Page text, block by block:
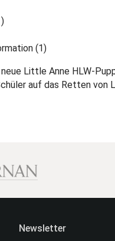
(1)
Little Anne HLW-
auf das Retten von
Newsletter